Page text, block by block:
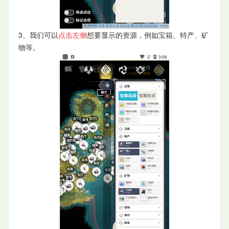
3、我们可以点击左侧想要显示的资源，例如宝箱、特产、矿
物等。